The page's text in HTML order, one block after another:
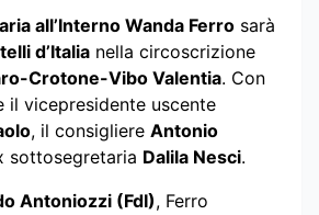
all’Interno Wanda Ferro sarà
d’Italia nella circoscrizione
Crotone-Vibo Valentia. Con
il vicepresidente uscente
, il consigliere Antonio
sottosegretaria Dalila Nesci.
Antoniozzi (FdI), Ferro